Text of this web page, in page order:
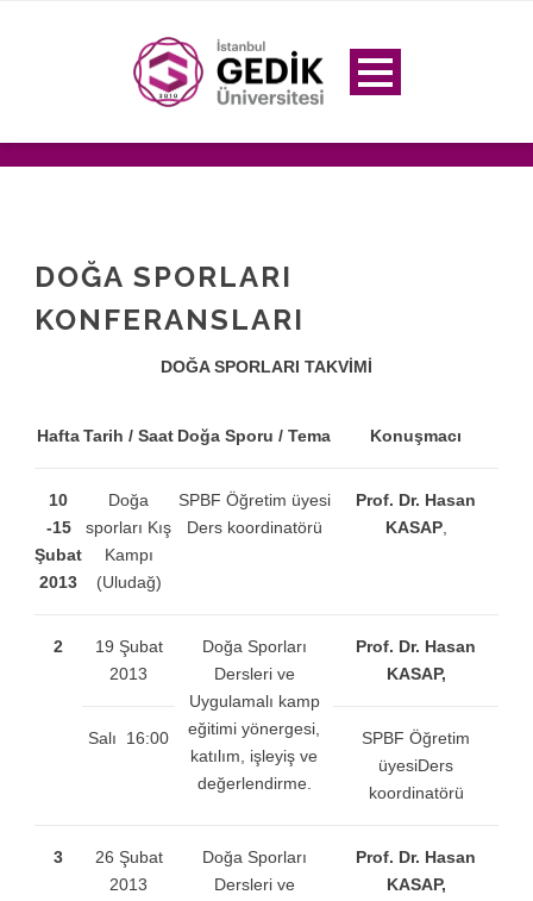
DOĞA SPORLARI
KONFERANSLARI
DOĞA SPORLARI TAKVİMİ
HaftaTarih / Saat Doğa Sporu / Tema Konuşmacı
10
-15
Şubat
2013
Doğa
sporları Kış
Kampı
(Uludağ)
SPBF Öğretim üyesi
Ders koordinatörü
Prof. Dr. Hasan
KASAP,
2
19 Şubat
2013
Doğa Sporları
Dersleri ve
Uygulamalı kamp
eğitimi yönergesi,
katılım, işleyiş ve
değerlendirme.
Prof. Dr. Hasan
KASAP,
Salı 16:00
SPBF Öğretim
üyesiDers
koordinatörü
3
26 Şubat
2013
Doğa Sporları
Dersleri ve
Prof. Dr. Hasan
KASAP,